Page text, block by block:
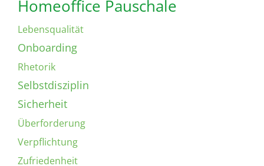
Homeoffice Pauschale
Lebensqualität
Onboarding
Rhetorik
Selbstdisziplin
Sicherheit
Überforderung
Verpflichtung
Zufriedenheit